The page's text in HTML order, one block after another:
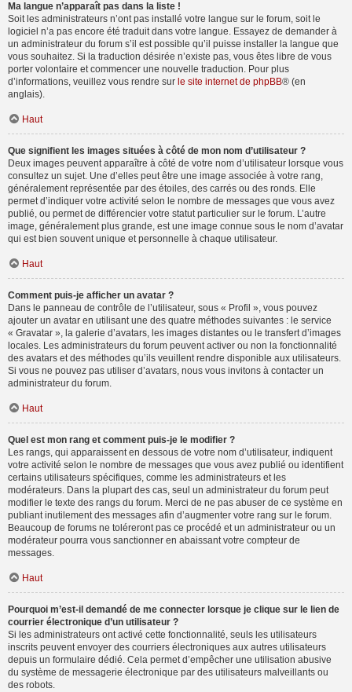
Ma langue n’apparaît pas dans la liste !
Soit les administrateurs n’ont pas installé votre langue sur le forum, soit le
logiciel n’a pas encore été traduit dans votre langue. Essayez de demander à
un administrateur du forum s’il est possible qu’il puisse installer la langue que
vous souhaitez. Si la traduction désirée n’existe pas, vous êtes libre de vous
porter volontaire et commencer une nouvelle traduction. Pour plus
d’informations, veuillez vous rendre sur le site internet de phpBB® (en
anglais).
Haut
Que signifient les images situées à côté de mon nom d’utilisateur ?
Deux images peuvent apparaître à côté de votre nom d’utilisateur lorsque vous
consultez un sujet. Une d’elles peut être une image associée à votre rang,
généralement représentée par des étoiles, des carrés ou des ronds. Elle
permet d’indiquer votre activité selon le nombre de messages que vous avez
publié, ou permet de différencier votre statut particulier sur le forum. L’autre
image, généralement plus grande, est une image connue sous le nom d’avatar
qui est bien souvent unique et personnelle à chaque utilisateur.
Haut
Comment puis-je afficher un avatar ?
Dans le panneau de contrôle de l’utilisateur, sous « Profil », vous pouvez
ajouter un avatar en utilisant une des quatre méthodes suivantes : le service
« Gravatar », la galerie d’avatars, les images distantes ou le transfert d’images
locales. Les administrateurs du forum peuvent activer ou non la fonctionnalité
des avatars et des méthodes qu’ils veuillent rendre disponible aux utilisateurs.
Si vous ne pouvez pas utiliser d’avatars, nous vous invitons à contacter un
administrateur du forum.
Haut
Quel est mon rang et comment puis-je le modifier ?
Les rangs, qui apparaissent en dessous de votre nom d’utilisateur, indiquent
votre activité selon le nombre de messages que vous avez publié ou identifient
certains utilisateurs spécifiques, comme les administrateurs et les
modérateurs. Dans la plupart des cas, seul un administrateur du forum peut
modifier le texte des rangs du forum. Merci de ne pas abuser de ce système en
publiant inutilement des messages afin d’augmenter votre rang sur le forum.
Beaucoup de forums ne toléreront pas ce procédé et un administrateur ou un
modérateur pourra vous sanctionner en abaissant votre compteur de
messages.
Haut
Pourquoi m’est-il demandé de me connecter lorsque je clique sur le lien de
courrier électronique d’un utilisateur ?
Si les administrateurs ont activé cette fonctionnalité, seuls les utilisateurs
inscrits peuvent envoyer des courriers électroniques aux autres utilisateurs
depuis un formulaire dédié. Cela permet d’empêcher une utilisation abusive
du système de messagerie électronique par des utilisateurs malveillants ou
des robots.